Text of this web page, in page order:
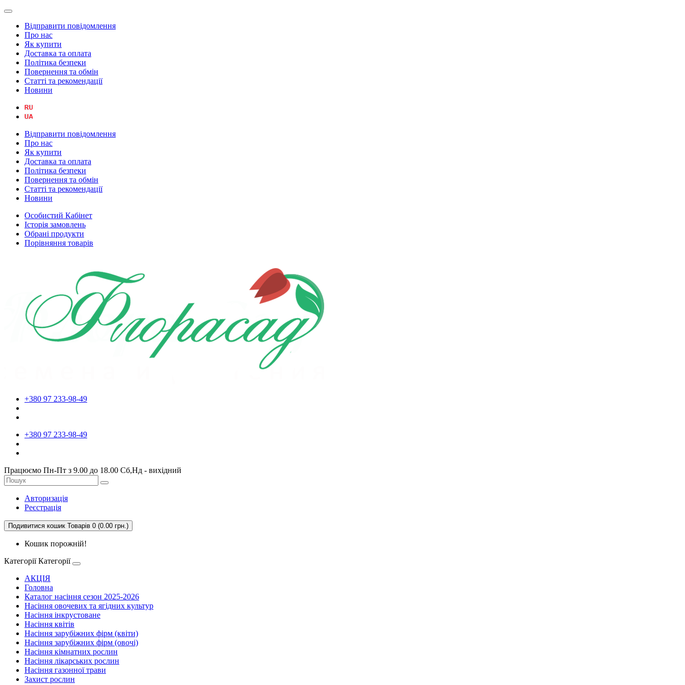
Відправити повідомлення
Про нас
Як купити
Доставка та оплата
Політика безпеки
Повернення та обмін
Статті та рекомендації
Новини
Відправити повідомлення
Про нас
Як купити
Доставка та оплата
Політика безпеки
Повернення та обмін
Статті та рекомендації
Новини
Особистий Кабінет
Історія замовлень
Обрані продукти
Порівняння товарів
+380 97 233-98-49
+380 97 233-98-49
Працюємо Пн-Пт з 9.00 до 18.00 Сб,Нд - вихідний
Авторизація
Реєстрація
Подивитися кошик Товарів 0 (0.00 грн.)
Кошик порожній!
Категорії Категорії
АКЦІЯ
Головна
Каталог насіння сезон 2025-2026
Насіння овочевих та ягідних культур
Насіння інкрустоване
Насіння квітів
Насіння зарубіжних фірм (квіти)
Насіння зарубіжних фірм (овочі)
Насіння кімнатних рослин
Насіння лікарських рослин
Насіння газонної трави
Захист рослин